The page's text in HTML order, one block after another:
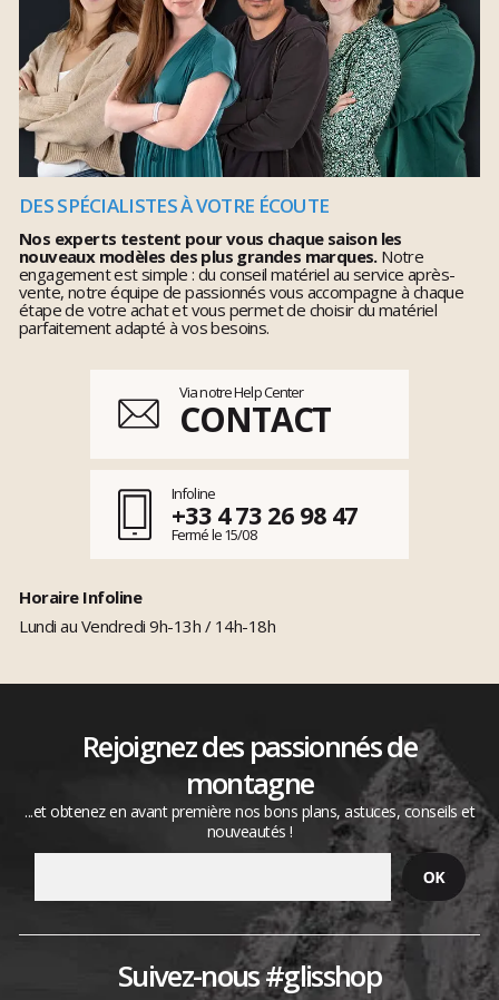
DES SPÉCIALISTES À VOTRE ÉCOUTE
Nos experts testent pour vous chaque saison les
nouveaux modèles des plus grandes marques.Notre
engagement est simple : du conseil matériel au service après-
vente, notre équipe de passionnés vous accompagne à chaque
étape de votre achat et vous permet de choisir du matériel
parfaitement adapté à vos besoins.
Via notre Help Center
CONTACT
Infoline
+33 4 73 26 98 47
Fermé le 15/08
Horaire Infoline
Lundi au Vendredi 9h-13h / 14h-18h
Rejoignez des passionnés de
montagne
...et obtenez en avant première nos bons plans, astuces, conseils et
nouveautés !
Suivez-nous #glisshop